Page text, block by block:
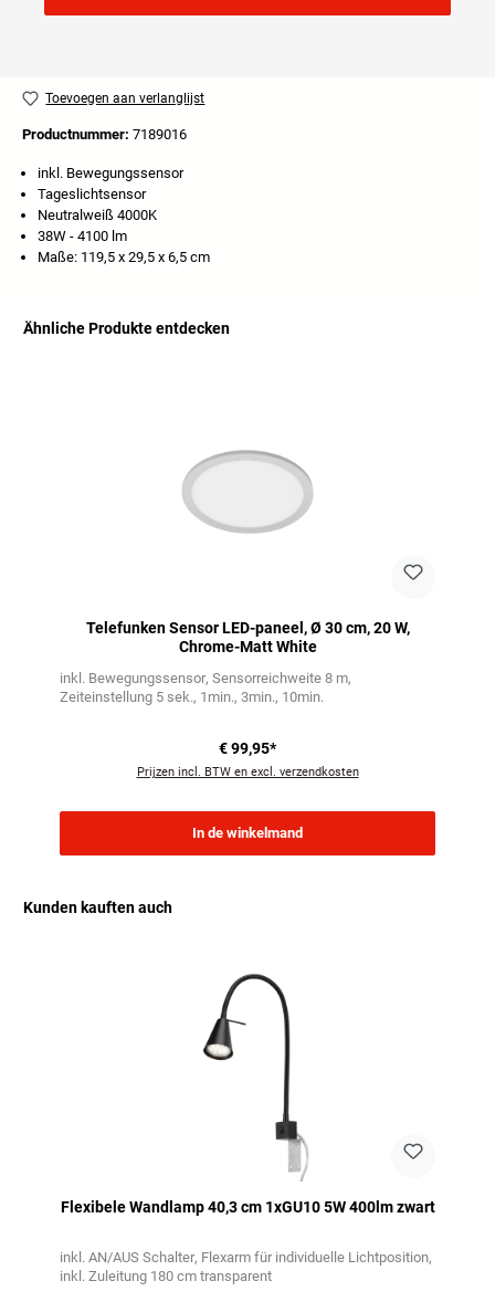
Toevoegen aan verlanglijst
Productnummer: 7189016
inkl. Bewegungssensor
Tageslichtsensor
Neutralweiß 4000K
38W - 4100 lm
Maße: 119,5 x 29,5 x 6,5 cm
Ähnliche Produkte entdecken
Telefunken Sensor LED-paneel, Ø 30 cm, 20 W,
Chrome-Matt White
inkl. Bewegungssensor Sensorreichweite 8 m
Zeiteinstellung 5 sek., 1min., 3min., 10min.
€ 99,95*
Prijzen incl. BTW en excl. verzendkosten
In de winkelmand
Kunden kauften auch
Flexibele Wandlamp 40,3 cm 1xGU10 5W 400lm zwart
inkl. AN/AUS Schalter Flexarm für individuelle Lichtposition
inkl. Zuleitung 180 cm transparent